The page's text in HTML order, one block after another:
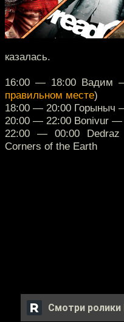
казалась.
16:00 — 18:00 Вадим
правильном месте)
18:00 — 20:00 Горыныч
20:00 — 22:00 Bonivur —
22:00 — 00:00
Corners of the Earth
Смотри ролики